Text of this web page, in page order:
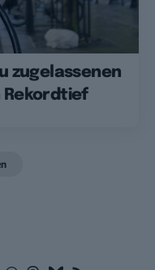
zugelassenen
Rekordtief